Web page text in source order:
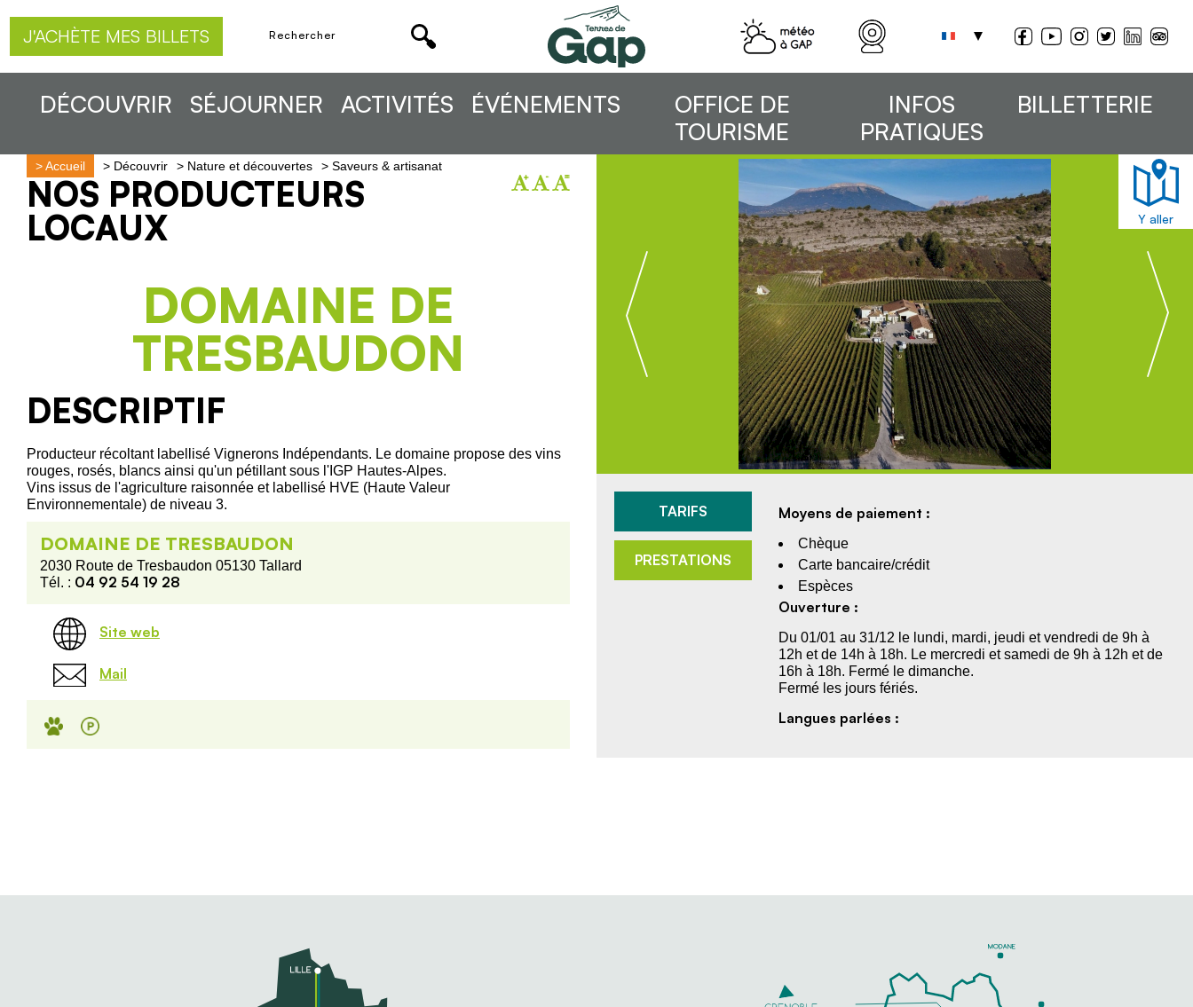
J'ACHÈTE MES BILLETS
DÉCOUVRIR SÉJOURNER ACTIVITÉS ÉVÉNEMENTS
OFFICE DE
TOURISME
INFOS
PRATIQUES
BILLETTERIE
>Accueil > Découvrir > Nature et découvertes > Saveurs & artisanat
NOS PRODUCTEURS
LOCAUX
DOMAINE DE
TRESBAUDON
DESCRIPTIF
Producteur récoltant labellisé Vignerons Indépendants. Le domaine propose des vins
rouges, rosés, blancs ainsi qu'un pétillant sous l'IGP Hautes-Alpes.
Vins issus de l'agriculture raisonnée et labellisé HVE (Haute Valeur
Environnementale) de niveau 3.
DOMAINE DE TRESBAUDON
2030 Route de Tresbaudon 05130 Tallard
Tél. : 04 92 54 19 28
Site web
Mail
Y aller
TARIFS
PRESTATIONS
Moyens de paiement :
Chèque
Carte bancaire/crédit
Espèces
Ouverture :
Du 01/01 au 31/12 le lundi, mardi, jeudi et vendredi de 9h à
12h et de 14h à 18h. Le mercredi et samedi de 9h à 12h et de
16h à 18h. Fermé le dimanche.
Fermé les jours fériés.
Langues parlées :